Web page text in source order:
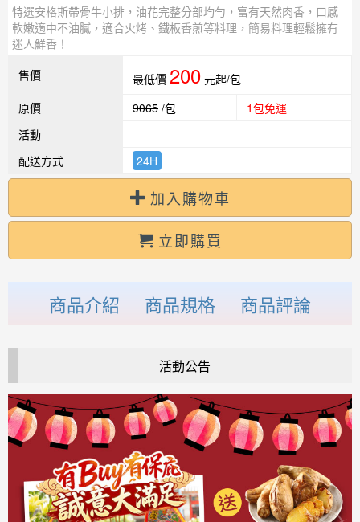
特選安格斯帶骨牛小排，油花完整分部均勻，富有天然肉香，口感
軟嫩適中不油膩，適合火烤、鐵板香煎等料理，簡易料理輕鬆擁有
迷人鮮香！
售價
最低價 200 元起/包
原價
9065 /包
1包免運
活動
配送方式
24H
加入購物車
立即購買
商品介紹 商品規格 商品評論
活動公告